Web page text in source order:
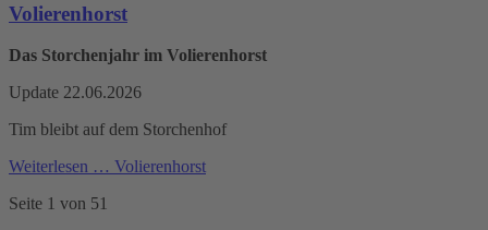
Volierenhorst
Das Storchenjahr im Volierenhorst
Update 22.06.2026
Tim bleibt auf dem Storchenhof
Weiterlesen … Volierenhorst
Seite 1 von 51